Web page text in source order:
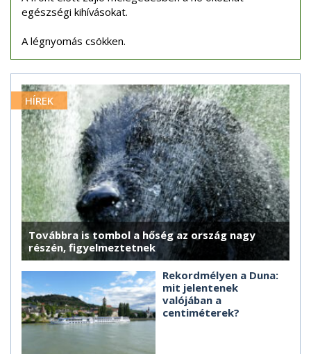
egészségi kihívásokat.
A légnyomás csökken.
HÍREK
Továbbra is tombol a hőség az ország nagy
részén, figyelmeztetnek
Rekordmélyen a Duna:
mit jelentenek
valójában a
centiméterek?